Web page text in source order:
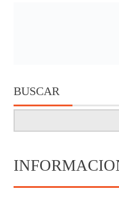
BUSCAR